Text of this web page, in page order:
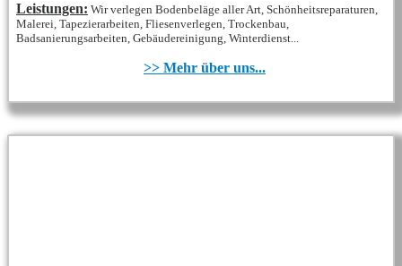
Leistungen: Wir verlegen Bodenbeläge aller Art, Schönheitsreparaturen,
Malerei, Tapezierarbeiten, Fliesenverlegen, Trockenbau,
Badsanierungsarbeiten, Gebäudereinigung, Winterdienst...
>> Mehr über uns...